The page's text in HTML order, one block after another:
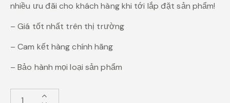
nhiều ưu đãi cho khách hàng khi tới lắp đặt sản phẩm!
– Giá tốt nhất trên thị trường
– Cam kết hàng chính hãng
– Bảo hành mọi loại sản phẩm